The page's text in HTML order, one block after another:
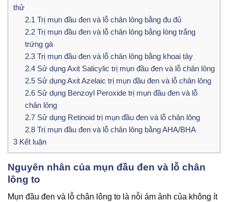
thử
2.1 Trị mụn đầu đen và lỗ chân lông bằng đu đủ
2.2Trị mụn đầu đen và lỗ chân lông bằng lòng trắng
trứng gà
2.3Trị mụn đầu đen và lỗ chân lông bằng khoai tây
2.4Sử dụng Axit Salicylic trị mụn đầu đen và lỗ chân lông
2.5Sử dụng Axit Azelaic trị mụn đầu đen và lỗ chân lông
2.6Sử dụng Benzoyl Peroxide trị mụn đầu đen và lỗ
chân lông
2.7Sử dụng Retinoid trị mụn đầu đen và lỗ chân lông
2.8Trị mụn đầu đen và lỗ chân lông bằng AHA/BHA
3 Kết luận
Nguyên nhân của mụn đầu đen và lỗ chân
lông to
Mụn đầu đen và lỗ chân lông to là nỗi ám ảnh của không ít